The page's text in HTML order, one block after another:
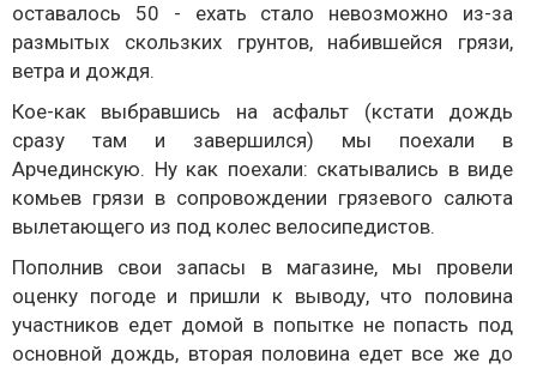
оставалось 50 - ехать стало невозможно из-за
размытых скользких грунтов, набившейся грязи,
ветра и дождя.
Кое-как выбравшись на асфальт (кстати дождь
сразу там и завершился) мы поехали в
Арчединскую. Ну как поехали: скатывались в виде
комьев грязи в сопровождении грязевого салюта
вылетающего из под колес велосипедистов.
Пополнив свои запасы в магазине, мы провели
оценку погоде и пришли к выводу, что половина
участников едет домой в попытке не попасть под
основной дождь, вторая половина едет все же до